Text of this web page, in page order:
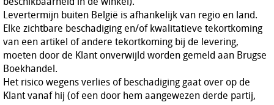
Levertermijn buiten België is afhankelijk van regio en land.
Elke zichtbare beschadiging en/of kwalitatieve tekortkoming
van een artikel of andere tekortkoming bij de levering,
moeten door de Klant onverwijld worden gemeld aan Brugse
Boekhandel.
Het risico wegens verlies of beschadiging gaat over op de
Klant vanaf hij (of een door hem aangewezen derde partij,